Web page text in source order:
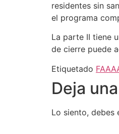
residentes sin
el programa
La parte II tiene
de cierre puede
Etiquetado
Deja
Lo siento, debes